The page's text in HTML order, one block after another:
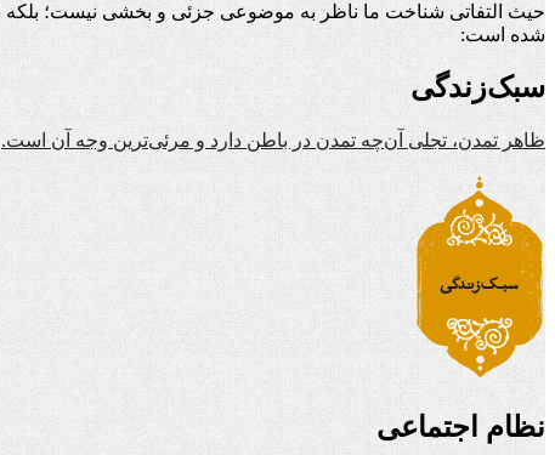
حیث التفاتی شناخت ما ناظر به موضوعی جزئی و بخشی نیست؛
شده است:
سبک‌زندگی
ظاهر تمدن، تجلی آن‌چه تمدن در باطن دارد و مرئی‌ترین وجه آن است.
نظام اجتماعی